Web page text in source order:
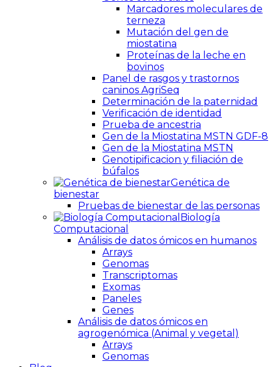
Marcadores moleculares de
terneza
Mutación del gen de
miostatina
Proteínas de la leche en
bovinos
Panel de rasgos y trastornos
caninos AgriSeq
Determinación de la paternidad
Verificación de identidad
Prueba de ancestria
Gen de la Miostatina MSTN GDF-8
Gen de la Miostatina MSTN
Genotipificacion y filiación de
búfalos
Genética de
bienestar
Pruebas de bienestar de las personas
Biología
Computacional
Análisis de datos ómicos en humanos
Arrays
Genomas
Transcriptomas
Exomas
Paneles
Genes
Análisis de datos ómicos en
agrogenómica (Animal y vegetal)
Arrays
Genomas